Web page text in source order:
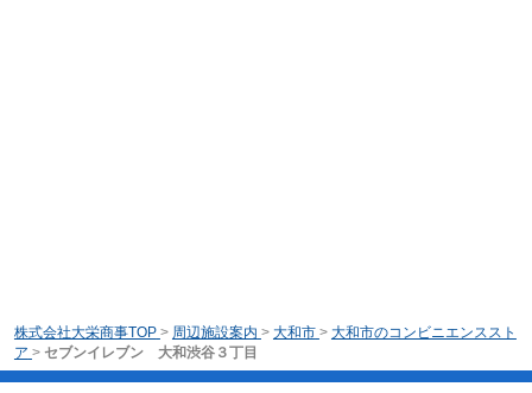
株式会社大栄商事TOP > 周辺施設案内 > 大和市 > 大和市のコンビニエンススト
ア > セブンイレブン 大和渋谷３丁目